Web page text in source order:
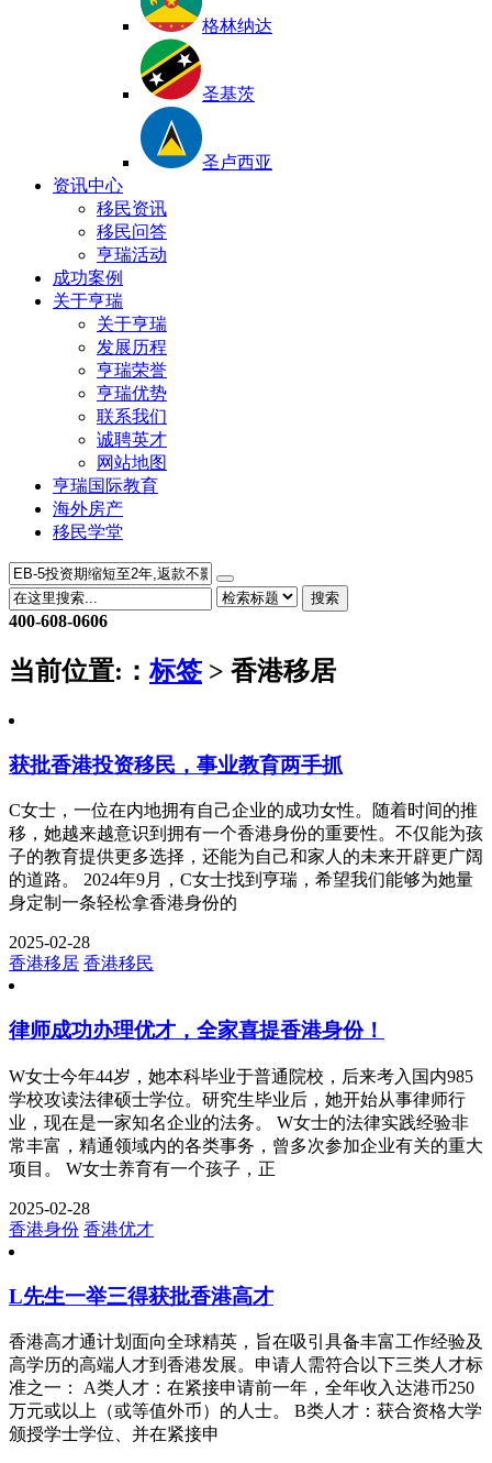
格林纳达
圣基茨
圣卢西亚
资讯中心
移民资讯
移民问答
亨瑞活动
成功案例
关于亨瑞
关于亨瑞
发展历程
亨瑞荣誉
亨瑞优势
联系我们
诚聘英才
网站地图
亨瑞国际教育
海外房产
移民学堂
搜索
400-608-0606
当前位置: ：标签 > 香港移居
获批香港投资移民，事业教育两手抓
C女士，一位在内地拥有自己企业的成功女性。随着时间的推
移，她越来越意识到拥有一个香港身份的重要性。不仅能为孩
子的教育提供更多选择，还能为自己和家人的未来开辟更广阔
的道路。 2024年9月，C女士找到亨瑞，希望我们能够为她量
身定制一条轻松拿香港身份的
2025-02-28
香港移居 香港移民
律师成功办理优才，全家喜提香港身份！
W女士今年44岁，她本科毕业于普通院校，后来考入国内985
学校攻读法律硕士学位。研究生毕业后，她开始从事律师行
业，现在是一家知名企业的法务。 W女士的法律实践经验非
常丰富，精通领域内的各类事务，曾多次参加企业有关的重大
项目。 W女士养育有一个孩子，正
2025-02-28
香港身份 香港优才
L先生一举三得获批香港高才
香港高才通计划面向全球精英，旨在吸引具备丰富工作经验及
高学历的高端人才到香港发展。申请人需符合以下三类人才标
准之一： A类人才：在紧接申请前一年，全年收入达港币250
万元或以上（或等值外币）的人士。 B类人才：获合资格大学
颁授学士学位、并在紧接申